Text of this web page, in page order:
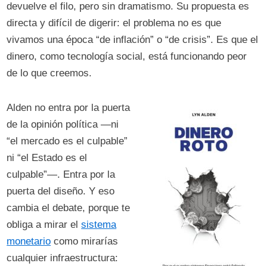
devuelve el filo, pero sin dramatismo. Su propuesta es
directa y difícil de digerir: el problema no es que
vivamos una época “de inflación” o “de crisis”. Es que el
dinero, como tecnología social, está funcionando peor
de lo que creemos.
Alden no entra por la puerta
de la opinión política —ni
“el mercado es el culpable”
ni “el Estado es el
culpable”—. Entra por la
puerta del diseño. Y eso
cambia el debate, porque te
obliga a mirar elsistema
monetario como mirarías
cualquier infraestructura: